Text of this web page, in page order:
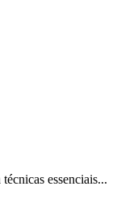
essenciais...